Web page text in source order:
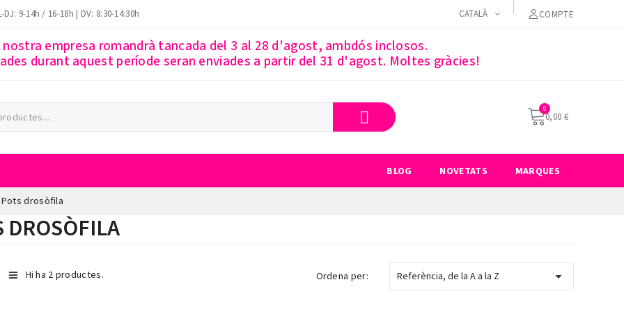
DJ: 9-14h / 16-18h | DV: 8:30-14:30h CATALÀ COMPTE
empresa romandrà tancada del 3 al 28 d'agost, ambdós inclosos.
durant aquest període seran enviades a partir del 31 d'agost. Moltes gràcies!
0,00 €
BLOG NOVETATS MARQUES
Pots drosòfila
DROSÒFILA
Hi ha 2 productes. Ordena per: Referència, de la A a la Z 